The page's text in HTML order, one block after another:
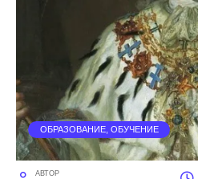
ОБРАЗОВАНИЕ, ОБУЧЕНИЕ
АВТОР